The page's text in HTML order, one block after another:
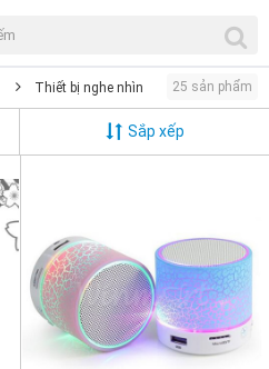
Thiết bị nghe nhìn 25 sản phẩm
Sắp xếp